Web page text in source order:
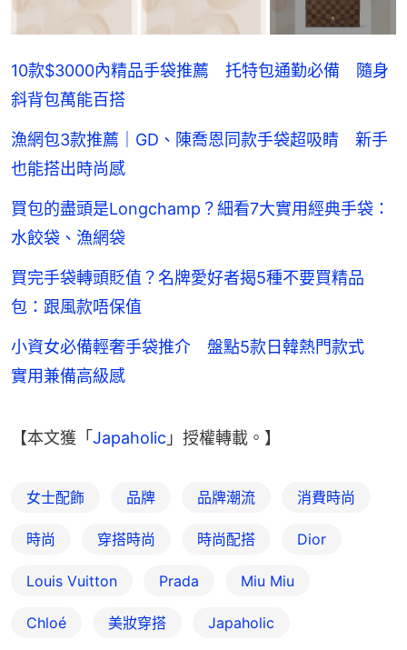
10款$3000內精品手袋推薦 托特包通勤必備 隨身
斜背包萬能百搭
漁網包3款推薦｜GD、陳喬恩同款手袋超吸睛 新手
也能搭出時尚感
買包的盡頭是Longchamp？細看7大實用經典手袋：
水餃袋、漁網袋
買完手袋轉頭貶值？名牌愛好者揭5種不要買精品
包：跟風款唔保值
小資女必備輕奢手袋推介 盤點5款日韓熱門款式
實用兼備高級感
【本文獲「 Japaholic 」授權轉載。】
女士配飾 品牌 品牌潮流 消費時尚
時尚 穿搭時尚 時尚配搭 Dior
Louis Vuitton Prada Miu Miu
Chloé 美妝穿搭 Japaholic